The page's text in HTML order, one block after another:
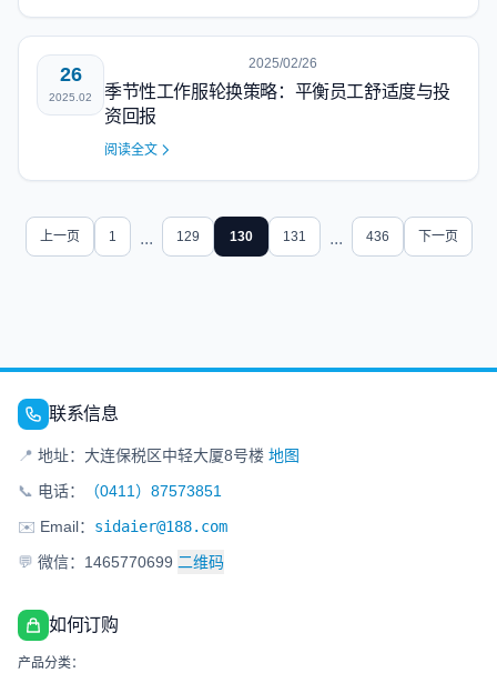
26
2025.02
2025/02/26
季节性工作服轮换策略：平衡员工舒适度与投
资回报
阅读全文
上一页 1 ... 129 130 131 ... 436 下一页
联系信息
📍 地址：大连保税区中轻大厦8号楼 地图
📞 电话：
（0411）87573851
✉️ Email： sidaier@188.com
💬 微信：1465770699 二维码
如何订购
产品分类：